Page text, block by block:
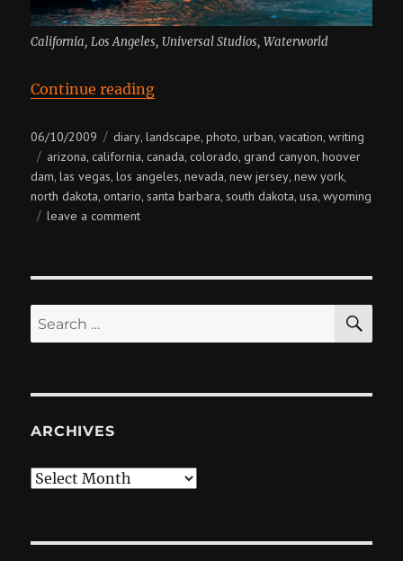
California, Los Angeles, Universal Studios, Waterworld
Continue reading“USA + Canada”
Posted
on
06/10/2009 Categories
diary,landscape,photo,urban,vacation,writing
Tags
arizona,california,canada,colorado,grand canyon,hoover
dam,las vegas,los angeles,nevada,new jersey,new york,
north dakota,ontario, santa barbara, south dakota,usa,wyoming
leave a commenton
canada
Search
for:
ARCHIVES
Archives